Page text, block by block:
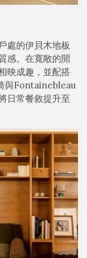
處的伊貝木地板
感。在寬敞的開
映成趣，並配搭
與Fontainebleau
日常餐敘提升至